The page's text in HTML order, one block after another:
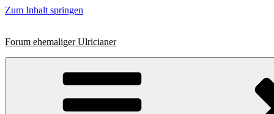
Zum Inhalt springen
Forum ehemaliger Ulricianer